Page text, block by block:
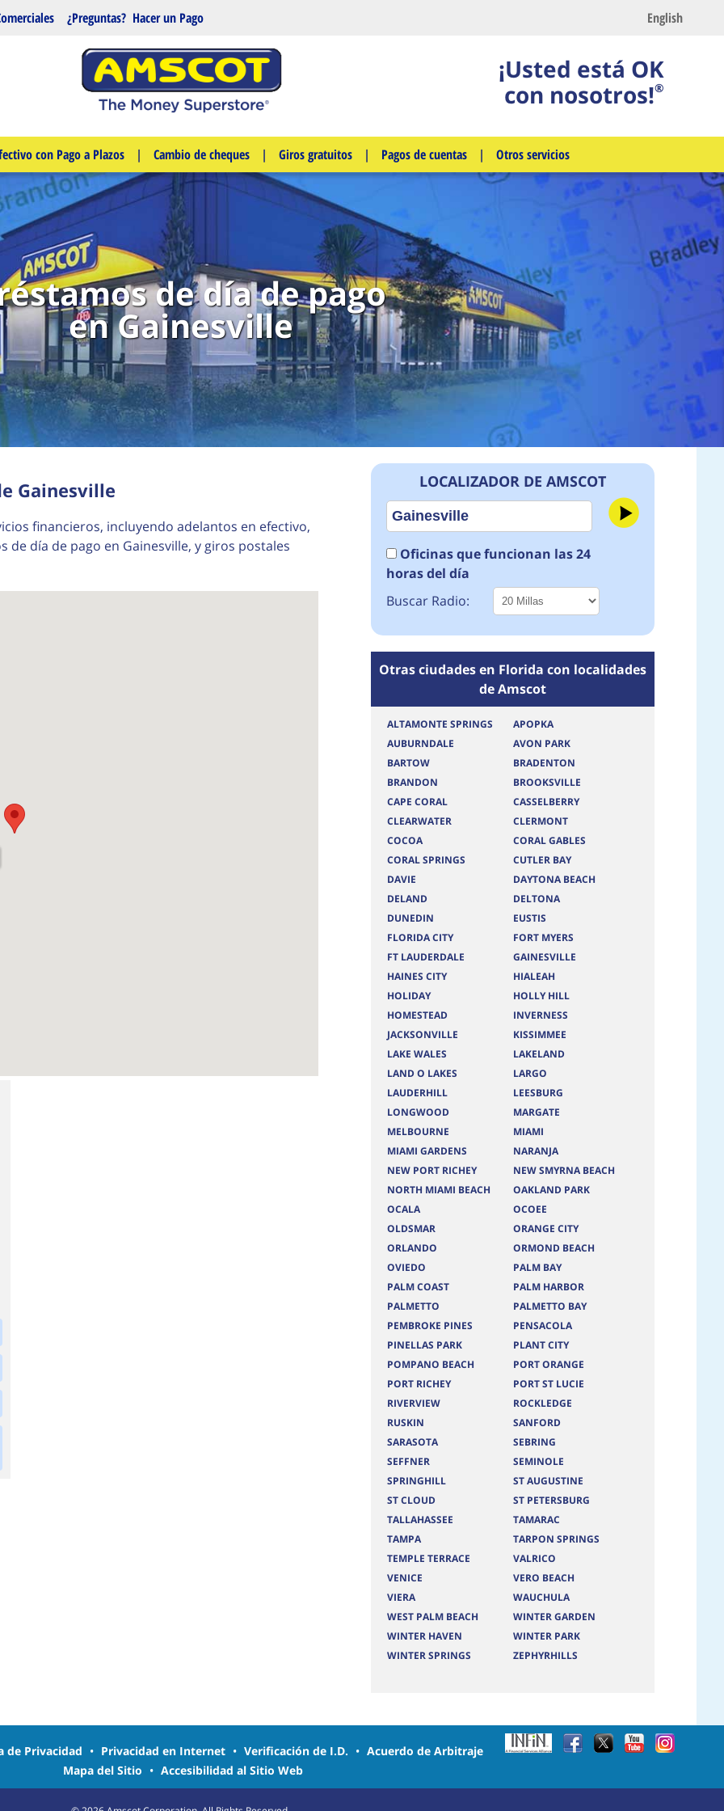
English
¿Preguntas? Hacer un Pago
¡Usted está OK
con nosotros!®
con Pago a Plazos | Cambio de cheques | Giros gratuitos | Pagos de cuentas | Otros servicios
de día de pago
en Gainesville
Gainesville
financieros, incluyendo adelantos en efectivo,
día de pago en Gainesville, y giros postales
LOCALIZADOR DE AMSCOT
Oficinas que funcionan las 24
horas del día
Buscar Radio:
Otras ciudades en Florida con localidades
de Amscot
ALTAMONTE SPRINGS
APOPKA
AUBURNDALE
AVON PARK
BARTOW
BRADENTON
BRANDON
BROOKSVILLE
CAPE CORAL
CASSELBERRY
CLEARWATER
CLERMONT
COCOA
CORAL GABLES
CORAL SPRINGS
CUTLER BAY
DAVIE
DAYTONA BEACH
DELAND
DELTONA
DUNEDIN
EUSTIS
FLORIDA CITY
FORT MYERS
FT LAUDERDALE
GAINESVILLE
HAINES CITY
HIALEAH
HOLIDAY
HOLLY HILL
HOMESTEAD
INVERNESS
JACKSONVILLE
KISSIMMEE
LAKE WALES
LAKELAND
LAND O LAKES
LARGO
LAUDERHILL
LEESBURG
LONGWOOD
MARGATE
MELBOURNE
MIAMI
MIAMI GARDENS
NARANJA
NEW PORT RICHEY
NEW SMYRNA BEACH
NORTH MIAMI BEACH
OAKLAND PARK
OCALA
OCOEE
OLDSMAR
ORANGE CITY
ORLANDO
ORMOND BEACH
OVIEDO
PALM BAY
PALM COAST
PALM HARBOR
PALMETTO
PALMETTO BAY
PEMBROKE PINES
PENSACOLA
PINELLAS PARK
PLANT CITY
POMPANO BEACH
PORT ORANGE
PORT RICHEY
PORT ST LUCIE
RIVERVIEW
ROCKLEDGE
RUSKIN
SANFORD
SARASOTA
SEBRING
SEFFNER
SEMINOLE
SPRINGHILL
ST AUGUSTINE
ST CLOUD
ST PETERSBURG
TALLAHASSEE
TAMARAC
TAMPA
TARPON SPRINGS
TEMPLE TERRACE
VALRICO
VENICE
VERO BEACH
VIERA
WAUCHULA
WEST PALM BEACH
WINTER GARDEN
WINTER HAVEN
WINTER PARK
WINTER SPRINGS
ZEPHYRHILLS
de Privacidad • Privacidad en Internet • Verificación de I.D. • Acuerdo de Arbitraje
Mapa del Sitio • Accesibilidad al Sitio Web